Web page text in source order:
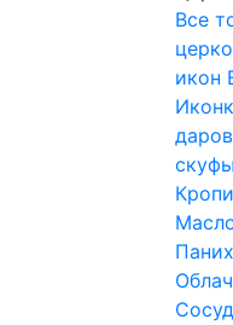
Все
икон
даров